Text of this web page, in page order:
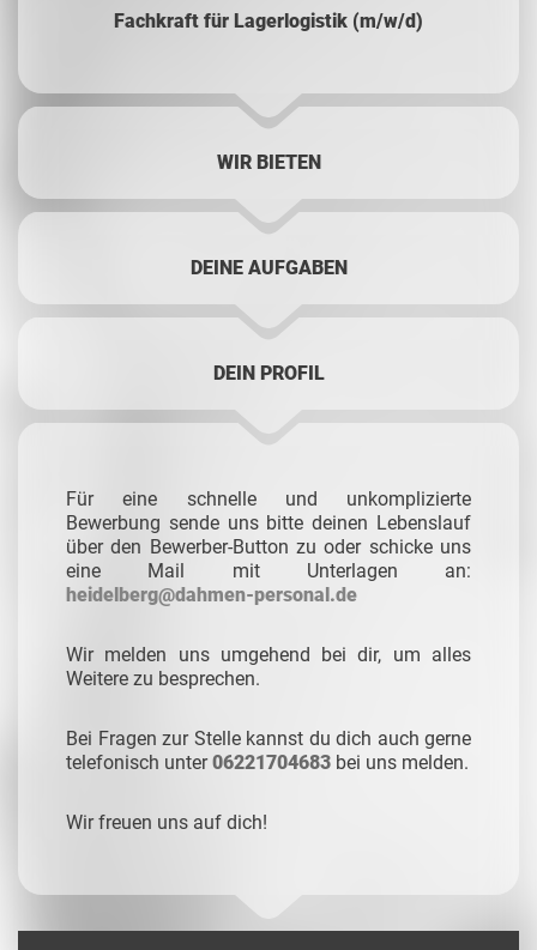
Fachkraft für Lagerlogistik (m/w/d)
WIR BIETEN
DEINE AUFGABEN
DEIN PROFIL
Für eine schnelle und unkomplizierte
Bewerbung sende uns bitte deinen Lebenslauf
über den Bewerber-Button zu oder schicke uns
eine Mail mit Unterlagen an:
heidelberg@dahmen-personal.de
Wir melden uns umgehend bei dir, um alles
Weitere zu besprechen.
Bei Fragen zur Stelle kannst du dich auch gerne
telefonisch unter 06221704683 bei uns melden.
Wir freuen uns auf dich!